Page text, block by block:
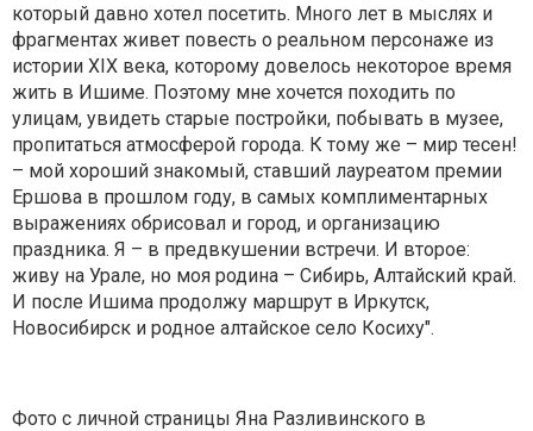
который давно хотел посетить. Много лет в мыслях и
фрагментах живет повесть о реальном персонаже из
истории XIX века, которому довелось некоторое время
жить в Ишиме. Поэтому мне хочется походить по
улицам, увидеть старые постройки, побывать в музее,
пропитаться атмосферой города. К тому же – мир тесен!
– мой хороший знакомый, ставший лауреатом премии
Ершова в прошлом году, в самых комплиментарных
выражениях обрисовал и город, и организацию
праздника. Я – в предвкушении встречи. И второе:
живу на Урале, но моя родина – Сибирь, Алтайский край.
И после Ишима продолжу маршрут в Иркутск,
Новосибирск и родное алтайское село Косиху".
Фото с личной страницы Яна Разливинского в